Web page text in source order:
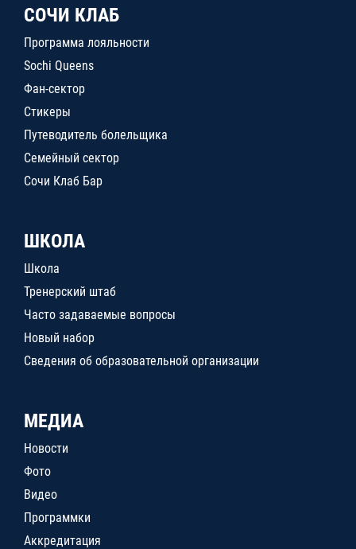
СОЧИ КЛАБ
Программа лояльности
Sochi Queens
Фан-сектор
Стикеры
Путеводитель болельщика
Семейный сектор
Сочи Клаб Бар
ШКОЛА
Школа
Тренерский штаб
Часто задаваемые вопросы
Новый набор
Сведения об образовательной организации
МЕДИА
Новости
Фото
Видео
Программки
Аккредитация